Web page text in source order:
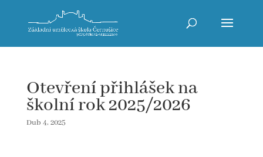
Otevření přihlášek na
školní rok 2025/2026
Dub 4, 2025